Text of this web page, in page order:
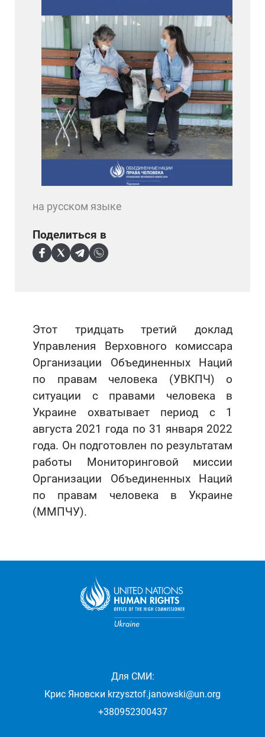
Этот тридцать третий доклад
Управления Верховного комиссара
Организации Объединенных Наций
по правам человека (УВКПЧ) о
ситуации с правами человека в
Украине охватывает период с 1
августа 2021 года по 31 января 2022
года. Он подготовлен по результатам
работы Мониторинговой миссии
Организации Объединенных Наций
по правам человека в Украине
(ММПЧУ).
на русском языке
Поделиться в
Для СМИ:
Крис Яновски krzysztof.janowski@un.org
+380952300437